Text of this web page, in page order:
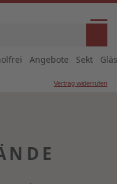
Angebote Sekt
Vertrag widerrufen